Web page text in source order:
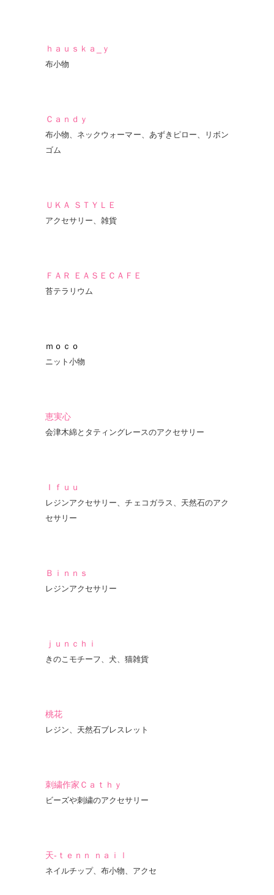
ｈａｕｓｋａ_ｙ
布小物
Ｃａｎｄｙ
布小物、ネックウォーマー、あずきピロー、リボン
ゴム
ＵＫＡ ＳＴＹＬＥ
アクセサリー、雑貨
ＦＡＲ ＥＡＳＥＣＡＦＥ
苔テラリウム
ｍｏｃｏ
ニット小物
恵実心
会津木綿とタティングレースのアクセサリー
Ｉｆｕｕ
レジンアクセサリー、チェコガラス、天然石のアク
セサリー
Ｂｉｎｎｓ
レジンアクセサリー
ｊｕｎｃｈｉ
きのこモチーフ、犬、猫雑貨
桃花
レジン、天然石ブレスレット
刺繍作家Ｃａｔｈｙ
ビーズや刺繍のアクセサリー
天-ｔｅｎｎ ｎａｉｌ
ネイルチップ、布小物、アクセ